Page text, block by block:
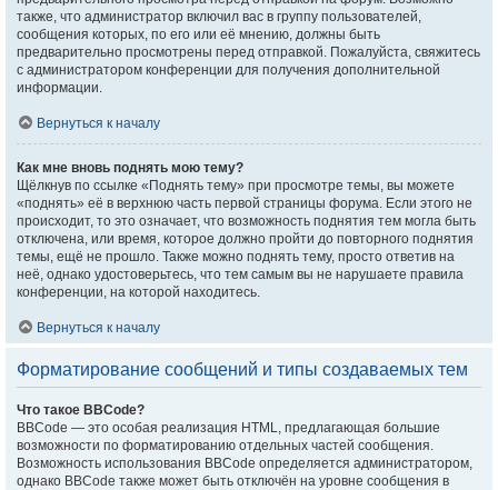
также, что администратор включил вас в группу пользователей,
сообщения которых, по его или её мнению, должны быть
предварительно просмотрены перед отправкой. Пожалуйста, свяжитесь
с администратором конференции для получения дополнительной
информации.
Вернуться к началу
Как мне вновь поднять мою тему?
Щёлкнув по ссылке «Поднять тему» при просмотре темы, вы можете
«поднять» её в верхнюю часть первой страницы форума. Если этого не
происходит, то это означает, что возможность поднятия тем могла быть
отключена, или время, которое должно пройти до повторного поднятия
темы, ещё не прошло. Также можно поднять тему, просто ответив на
неё, однако удостоверьтесь, что тем самым вы не нарушаете правила
конференции, на которой находитесь.
Вернуться к началу
Форматирование сообщений и типы создаваемых тем
Что такое BBCode?
BBCode — это особая реализация HTML, предлагающая большие
возможности по форматированию отдельных частей сообщения.
Возможность использования BBCode определяется администратором,
однако BBCode также может быть отключён на уровне сообщения в